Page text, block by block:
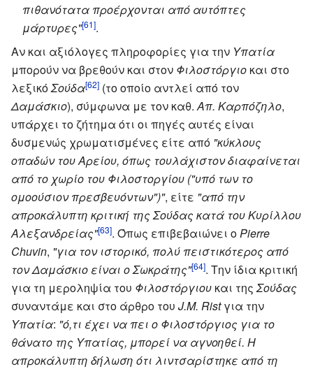
πιθανότατα προέρχονται από αυτόπτες
μάρτυρες"[61].
Αν και αξιόλογες πληροφορίες για την Υπατία
μπορούν να βρεθούν και στον Φιλοστόργιο και στο
λεξικόΣούδα[62] (το οποίο αντλεί από τον
Δαμάσκιο), σύμφωνα με τον καθ. Απ. Καρπόζηλο,
υπάρχει το ζήτημα ότι οι πηγές αυτές είναι
δυσμενώς χρωματισμένες είτε από "κύκλους
οπαδών του Αρείου, όπως τουλάχιστον διαφαίνεται
από το χωρίο του Φιλοστοργίου ("υπό των το
ομοούσιον πρεσβευόντων")", είτε "από την
απροκάλυπτη κριτική της Σούδας κατά του Κυρίλλου
Αλεξανδρείας"[63]. Όπως επιβεβαιώνει ο Pierre
Chuvin, "για τον ιστορικό, πολύ πειστικότερος από
τον Δαμάσκιο είναι ο Σωκράτης"[64]. Την ίδια κριτική
για τη μεροληψία του Φιλοστόργιου και της Σούδας
συναντάμε και στο άρθρο του J.M. Ristγια την
Υπατία: "ό,τι έχει να πει ο Φιλοστόργιος για το
θάνατο της Υπατίας, μπορεί να αγνοηθεί. Η
απροκάλυπτη δήλωση ότι λιντσαρίστηκε από τη